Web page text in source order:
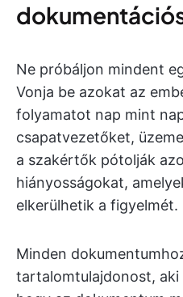
Ne próbáljon mindent
Vonja be azokat az
folyamatot nap mint
csapatvezetőket,
a szakértők pótolják
hiányosságokat,
elkerülhetik a figyelmét.
Minden
tartalomtulajdonost,